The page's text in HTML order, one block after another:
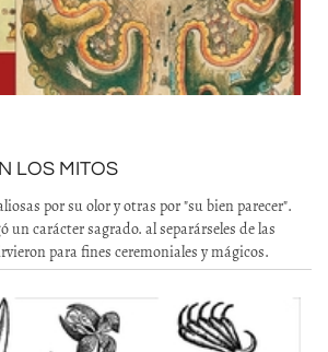
LOS MITOS
por su olor y otras por "su bien parecer".
un carácter sagrado. al separárseles de las
para fines ceremoniales y mágicos.